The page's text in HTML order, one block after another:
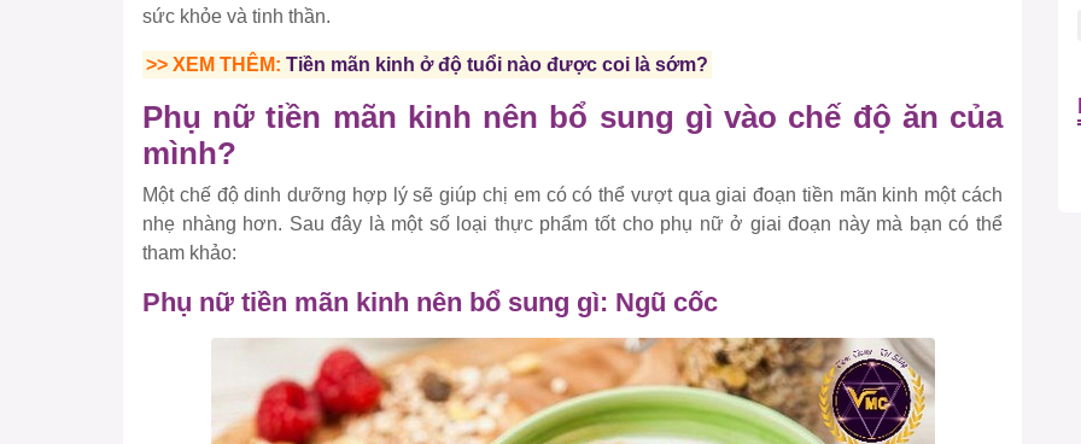
sức khỏe và tinh thần.
>> XEM THÊM:Tiền mãn kinh ở độ tuổi nào được coi là sớm?
Phụ nữ tiền mãn kinh nên bổ sung gì vào chế độ ăn của
mình?
Một chế độ dinh dưỡng hợp lý sẽ giúp chị em có có thể vượt qua giai đoạn tiền mãn kinh một cách
nhẹ nhàng hơn. Sau đây là một số loại thực phẩm tốt cho phụ nữ ở giai đoạn này mà bạn có thể
tham khảo:
Phụ nữ tiền mãn kinh nên bổ sung gì: Ngũ cốc